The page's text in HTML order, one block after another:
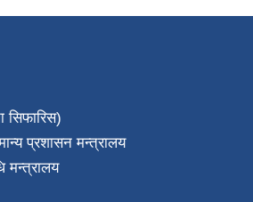
सिफारिस)
प्रशासन मन्त्रालय
मन्त्रालय